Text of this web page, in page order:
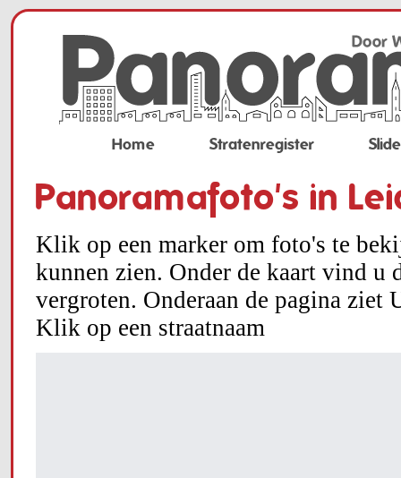
Home Stratenregister
Panoramafoto's in
Klik op een marker om foto's te
kunnen zien. Onder de kaart vind
vergroten. Onderaan de pagina ziet
Klik op een straatnaam